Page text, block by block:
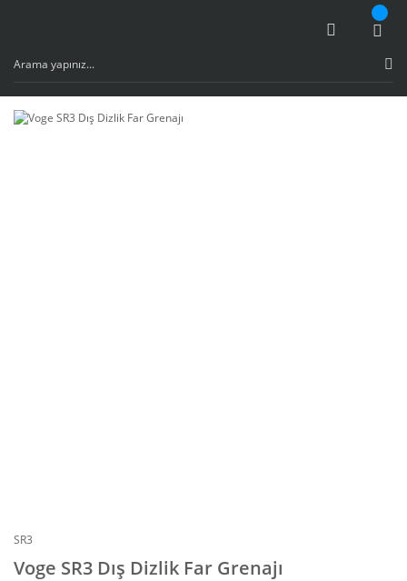
SR3
Voge SR3 Dış Dizlik Far Grenajı